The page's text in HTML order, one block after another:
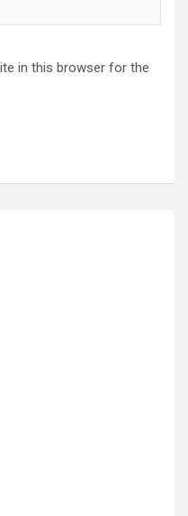
in this browser for the